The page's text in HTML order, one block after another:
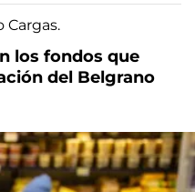
los fondos que
del Belgrano